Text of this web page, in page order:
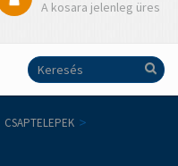
A kosara jelenleg üres
CSAPTELEPEK >